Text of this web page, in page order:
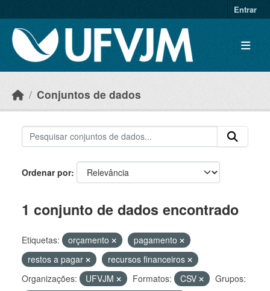
Entrar
Conjuntos de dados
Ordenar por
1 conjunto de dados encontrado
Etiquetas: orçamento
pagamento
restos a pagar
recursos financeiros
Organizações:
UFVJM Formatos: CSV
Grupos: